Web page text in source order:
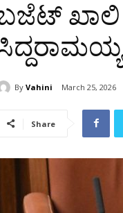
ಖಾಲಿ
By Vahini March 25, 2026
Share